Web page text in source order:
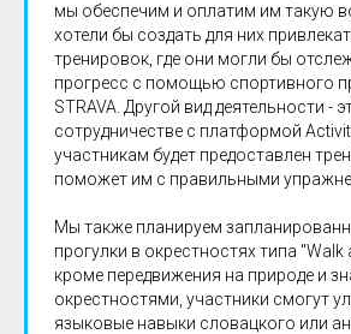
мы обеспечим и оплатим им такую
хотели бы создать для них
тренировок, где они могли бы
прогресс с помощью спортивного
STRAVA. Другой вид деятельности -
сотрудничестве с платформой
участникам будет предоставлен
поможет им с правильными
Мы также планируем
прогулки в окрестностях типа "Walk
кроме передвижения на природе и
окрестностями, участники смогут
языковые навыки словацкого или